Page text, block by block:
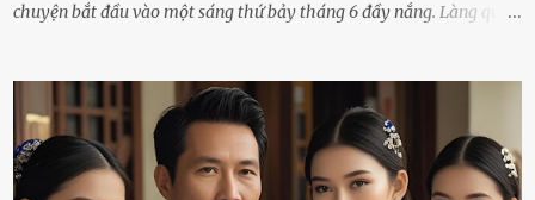
chuyện bắt đầu vào một sáng thứ bảy tháng 6 đầy nắng. Làng quê
không kém. Ông Minh, vốn là một người đàn ông điềm đạm, ít nói,
hôm ấy lại đặc biệt vui vẻ. Ông chuẩn bị hành lý cho chuyến đi biển
cùng cô con gái 8 tuổi tên Thảo. “Em ở nhà nghỉ ngơi nhé, anh đưa
con đi biển hai ngày, để nó được ngắm sóng, nghịch cát. Về chắc nó